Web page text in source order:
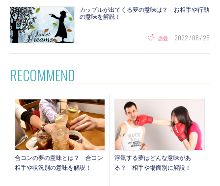
カップルが出てくる夢の意味は？ お相手や行動
の意味を解説！
恋愛 2022 / 08 / 26
RECOMMEND
合コンの夢の意味とは？ 合コン
相手や状況別の意味を解説！
浮気する夢はどんな意味があ
る？ 相手や場面別に解説！